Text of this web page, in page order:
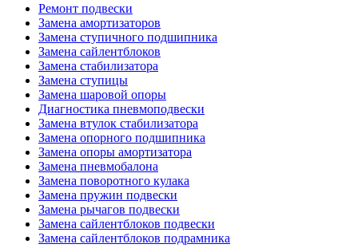
Ремонт подвески
Замена амортизаторов
Замена ступичного подшипника
Замена сайлентблоков
Замена стабилизатора
Замена ступицы
Замена шаровой опоры
Диагностика пневмоподвески
Замена втулок стабилизатора
Замена опорного подшипника
Замена опоры амортизатора
Замена пневмобалона
Замена поворотного кулака
Замена пружин подвески
Замена рычагов подвески
Замена сайлентблоков подвески
Замена сайлентблоков подрамника